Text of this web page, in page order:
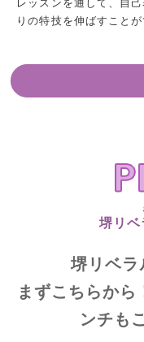
レッスンを通して、 自
りの特技を伸ばすこと
堺リベ
堺リベラ
まずこちらから
ンチも